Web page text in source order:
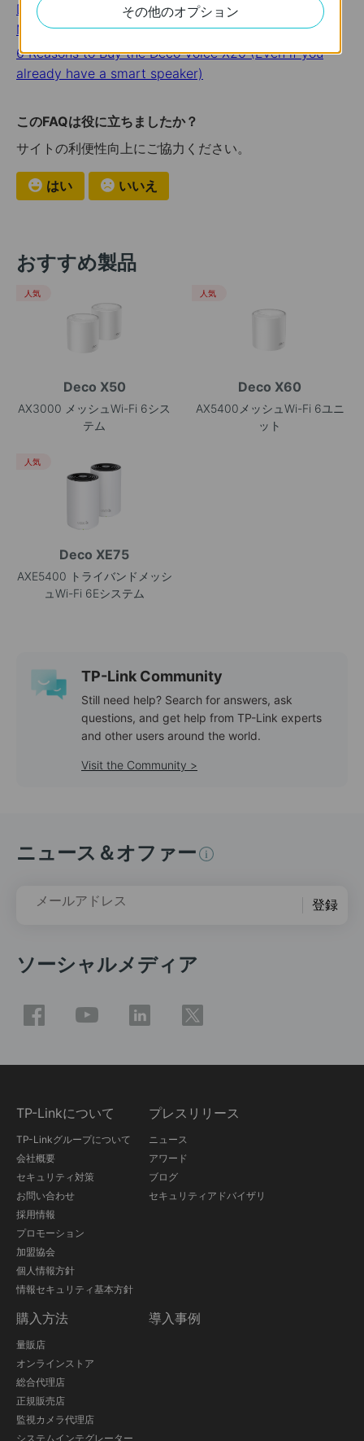
Deco X55: The Most Comprehensive Entry-Level
Mesh WiFi 6 Solution
6 Reasons to Buy the Deco Voice X20 (Even if you
already have a smart speaker)
このFAQは役に立ちましたか？
サイトの利便性向上にご協力ください。
はい いいえ
おすすめ製品
Deco X50
AX3000 メッシュWi-Fi 6シス
テム
人気
Deco X60
AX5400メッシュWi-Fi 6ユニ
ット
人気
Deco XE75
AXE5400 トライバンドメッシ
ュWi-Fi 6Eシステム
人気
TP-Link Community
Still need help? Search for answers, ask
questions, and get help from TP-Link experts
and other users around the world.
Visit the Community >
ニュース＆オファー
メールアドレス 登録
ソーシャルメディア
TP-Linkについて
TP-Linkグループについて
会社概要
セキュリティ対策
お問い合わせ
採用情報
プロモーション
加盟協会
個人情報方針
情報セキュリティ基本方針
プレスリリース
ニュース
アワード
ブログ
セキュリティアドバイザリ
購入方法
量販店
オンラインストア
総合代理店
正規販売店
監視カメラ代理店
システムインテグレーター
導入事例
その他のオプション